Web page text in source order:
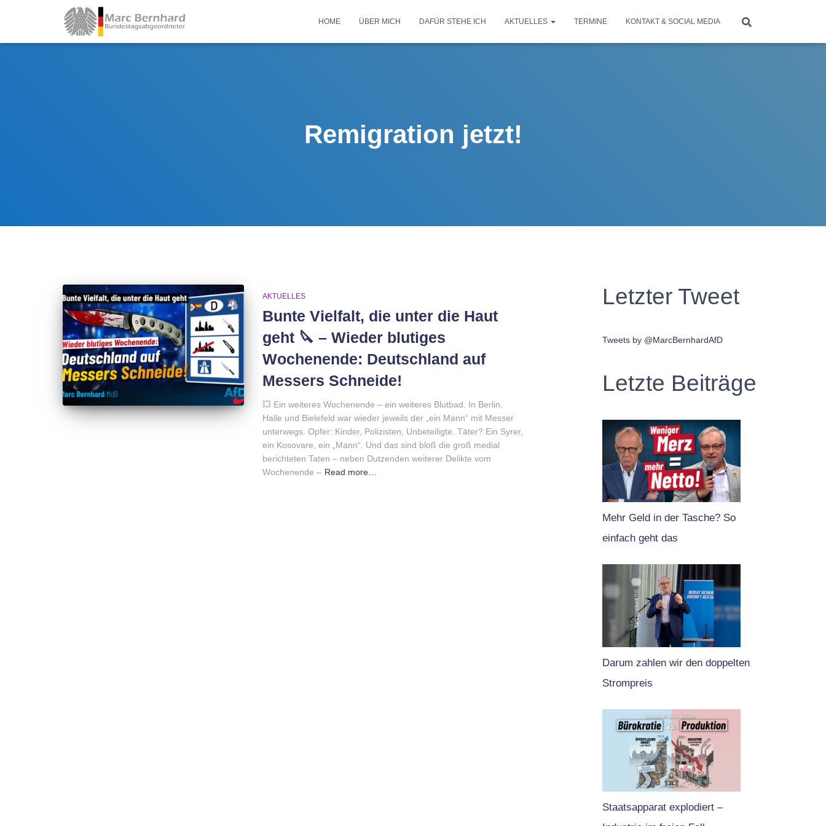
HOME ÜBER MICH DAFÜR STEHE ICH AKTUELLES TERMINE KONTAKT & SOCIAL MEDIA
Remigration jetzt!
AKTUELLES
Bunte Vielfalt, die unter die Haut
geht 🔪 – Wieder blutiges
Wochenende: Deutschland auf
Messers Schneide!
💥 Ein weiteres Wochenende – ein weiteres Blutbad. In Berlin,
Halle und Bielefeld war wieder jeweils der „ein Mann“ mit Messer
unterwegs. Opfer: Kinder, Polizisten, Unbeteiligte. Täter? Ein Syrer,
ein Kosovare, ein „Mann“. Und das sind bloß die groß medial
berichteten Taten – neben Dutzenden weiterer Delikte vom
Wochenende – Read more…
Letzter Tweet
Tweets by @MarcBernhardAfD
Letzte Beiträge
Mehr Geld in der Tasche? So
einfach geht das
Darum zahlen wir den doppelten
Strompreis
Staatsapparat explodiert –